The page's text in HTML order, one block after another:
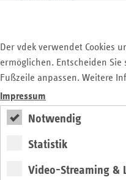
Der vdek verwendet Cookies
ermöglichen. Entscheiden
Fußzeile anpassen. Weitere
Impressum
Notwendig
Statistik
Video-Streaming &
Archiv
Impressum Magazin
erschienen